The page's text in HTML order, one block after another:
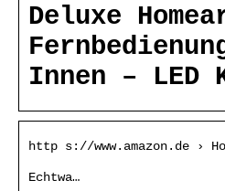
Deluxe
Innen – LED
http s://www.amazon.de ›
Echtwa…